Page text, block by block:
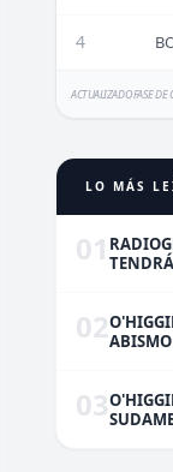
4
ACTUALIZADO FASE DE
LO MÁS
01
02
03